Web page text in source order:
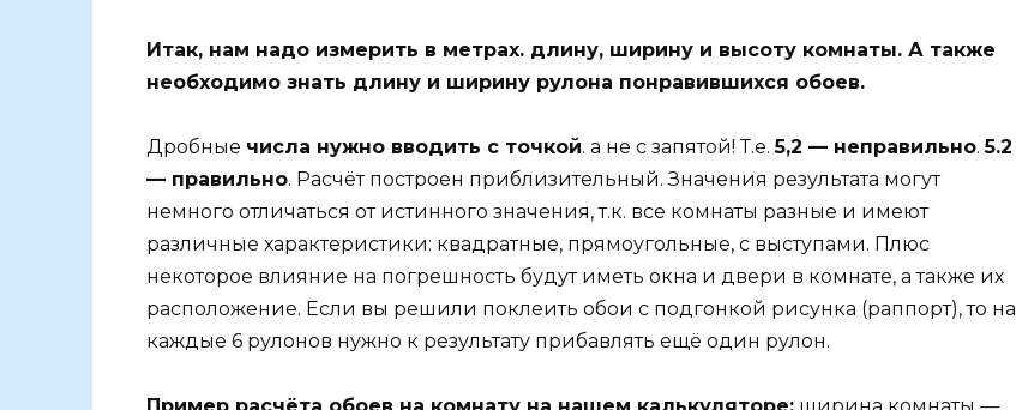
Итак, нам надо измерить в метрах. длину, ширину и высоту комнаты. А также
необходимо знать длину и ширину рулона понравившихся обоев.
Дробные числа нужно вводить с точкой. а не с запятой! Т.е.5,2 — неправильно.5.2
— правильно. Расчёт построен приблизительный. Значения результата могут
немного отличаться от истинного значения, т.к. все комнаты разные и имеют
различные характеристики: квадратные, прямоугольные, с выступами. Плюс
некоторое влияние на погрешность будут иметь окна и двери в комнате, а также их
расположение. Если вы решили поклеить обои с подгонкой рисунка (раппорт), то на
каждые 6 рулонов нужно к результату прибавлять ещё один рулон.